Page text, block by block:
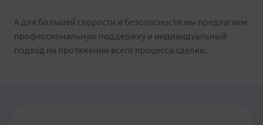
А для большей скорости и безопасности мы предлагаем
профессиональную поддержку и индивидуальный
подход на протяжении всего процесса сделки.